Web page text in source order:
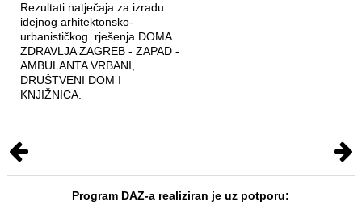
Rezultati natječaja za izradu
idejnog arhitektonsko-
urbanističkog rješenja DOMA
ZDRAVLJA ZAGREB - ZAPAD -
AMBULANTA VRBANI,
DRUŠTVENI DOM I
KNJIŽNICA.
Program DAZ-a realiziran je uz potporu: